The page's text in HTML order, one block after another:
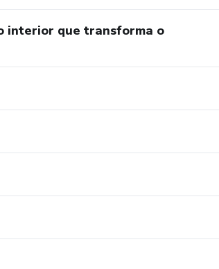
interior que transforma o